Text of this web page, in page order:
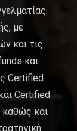
με
και τις
και
Certified
Certified
και